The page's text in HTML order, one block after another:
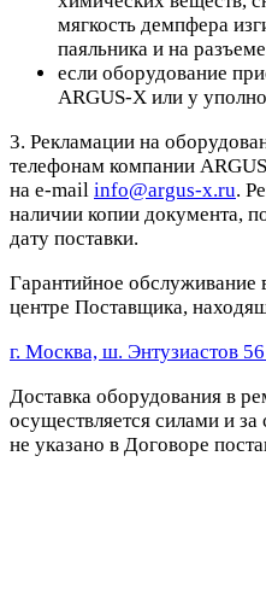
мягкость демпфера
паяльника и на
если оборудование
ARGUS-X или у
3. Рекламации на
телефонам компании
на e-mail info@argus-x.ru.
наличии копии документа,
дату поставки.
Гарантийное обслуживание
центре Поставщика,
г. Москва, ш. Энтузиастов
Доставка оборудования в
осуществляется силами и
не указано в Договоре